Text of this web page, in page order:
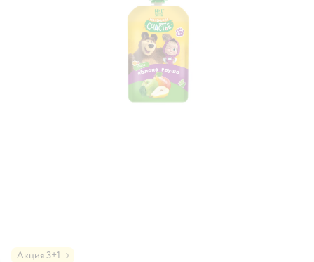
Акция 3+1